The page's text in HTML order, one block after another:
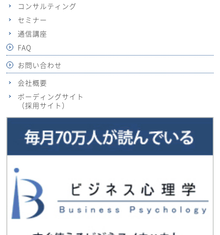
コンサルティング
セミナー
通信講座
FAQ
お問い合わせ
会社概要
ボーディングサイト
（採用サイト）